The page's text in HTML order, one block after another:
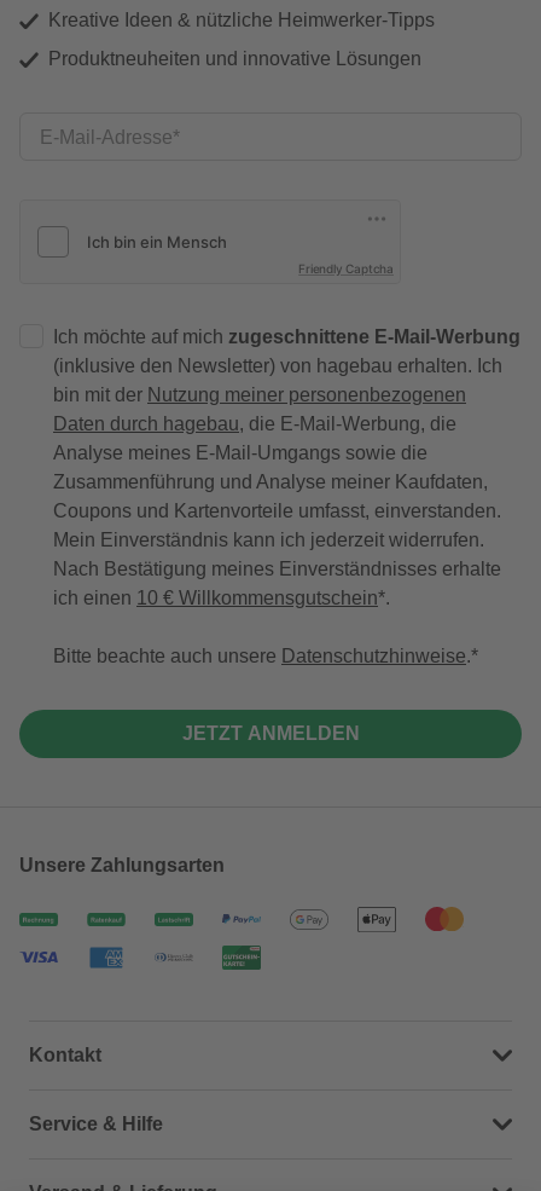
Kreative Ideen & nützliche Heimwerker-Tipps
Produktneuheiten und innovative Lösungen
E-Mail-Adresse
Friendly Captcha
Ich möchte auf mich zugeschnittene E-Mail-Werbung
(inklusive den Newsletter) von hagebau erhalten. Ich
bin mit der Nutzung meiner personenbezogenen
Daten durch hagebau, die E-Mail-Werbung, die
Analyse meines E-Mail-Umgangs sowie die
Zusammenführung und Analyse meiner Kaufdaten,
Coupons und Kartenvorteile umfasst, einverstanden.
Mein Einverständnis kann ich jederzeit widerrufen.
Nach Bestätigung meines Einverständnisses erhalte
ich einen 10 € Willkommensgutschein*.
Bitte beachte auch unsere Datenschutzhinweise.
JETZT ANMELDEN
Unsere Zahlungsarten
Kontakt
Dein Kontakt zu uns
Service & Hilfe